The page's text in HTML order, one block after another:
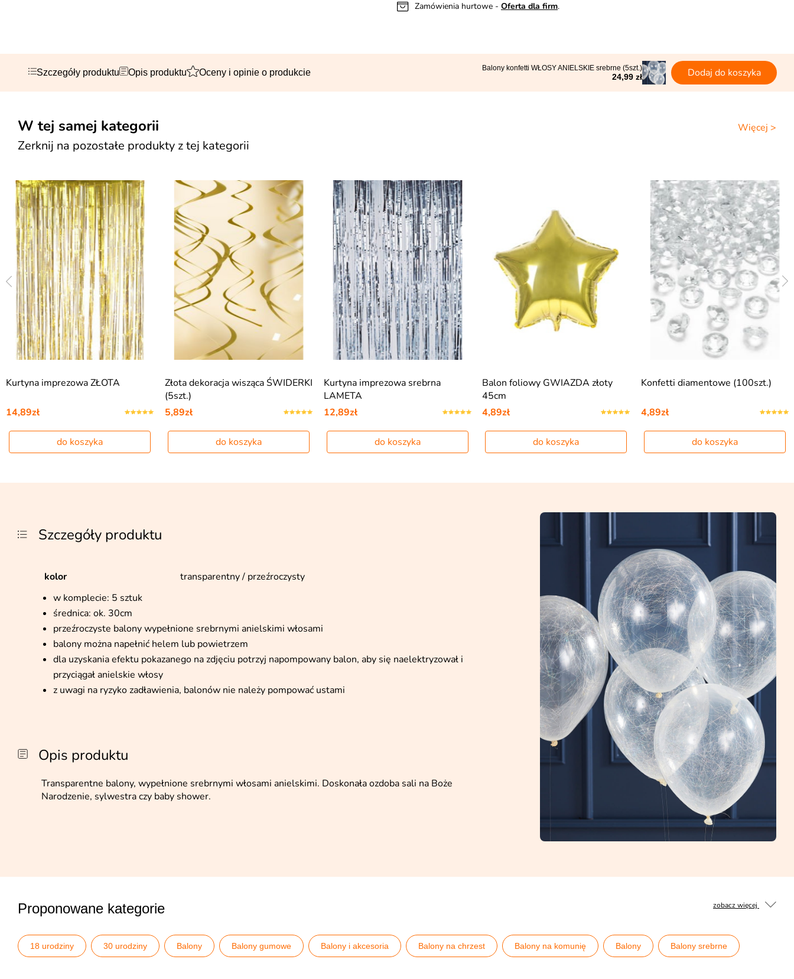
Zamówienia hurtowe - Oferta dla firm.
Szczegóły produktu Opis produktu Oceny i opinie o produkcie Balony konfetti WŁOSY ANIELSKIE srebrne (5szt.)
24,99 zł Dodaj do koszyka
Więcej >
W tej samej kategorii
Zerknij na pozostałe produkty z tej kategorii
Kurtyna imprezowa ZŁOTA
14,89zł
do koszyka
Złota dekoracja wisząca ŚWIDERKI
(5szt.)
5,89zł
do koszyka
Kurtyna imprezowa srebrna
LAMETA
12,89zł
do koszyka
Balon foliowy GWIAZDA złoty
45cm
4,89zł
do koszyka
Konfetti diamentowe (100szt.)
4,89zł
do koszyka
Szczegóły produktu
kolor
transparentny / przeźroczysty
w komplecie: 5 sztuk
średnica: ok. 30cm
przeźroczyste balony wypełnione srebrnymi anielskimi włosami
balony można napełnić helem lub powietrzem
dla uzyskania efektu pokazanego na zdjęciu potrzyj napompowany balon, aby się naelektryzował i
przyciągał anielskie włosy
z uwagi na ryzyko zadławienia, balonów nie należy pompować ustami
Opis produktu
Transparentne balony, wypełnione srebrnymi włosami anielskimi. Doskonała ozdoba sali na Boże
Narodzenie, sylwestra czy baby shower.
zobacz więcej
Proponowane kategorie
18 urodziny 30 urodziny Balony Balony gumowe Balony i akcesoria Balony na chrzest Balony na komunię Balony Balony srebrne